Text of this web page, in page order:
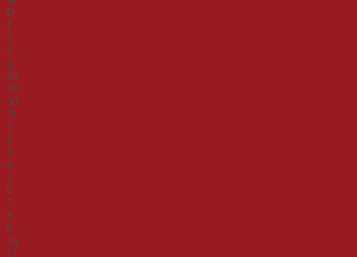
D
F
S
S
27
28
29
30
31
1
2
3
4
5
6
7
8
9
10
11